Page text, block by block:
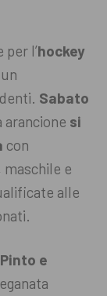
l’hockey
Sabato
arancione si
con
e
alle
e